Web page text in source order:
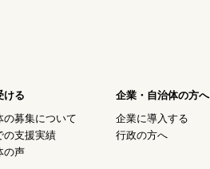
ける
の募集について
の支援実績
の声
企業・自治体の方へ
企業に導入する
行政の方へ